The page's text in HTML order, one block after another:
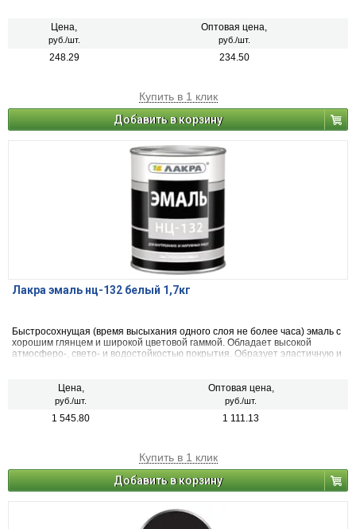
Цена,
руб./шт.
Оптовая цена,
руб./шт.
248.29 234.50
Купить в 1 клик
Добавить в корзину
Лакра эмаль нц-132 белый 1,7кг
Быстросохнущая (время высыхания одного слоя не более часа) эмаль с
хорошим глянцем и широкой цветовой гаммой. Обладает высокой
атмосферо-, свето- и водостойкостью покрытия. Образует эластичную и
Цена,
руб./шт.
Оптовая цена,
руб./шт.
1 545.80 1 111.13
Купить в 1 клик
Добавить в корзину